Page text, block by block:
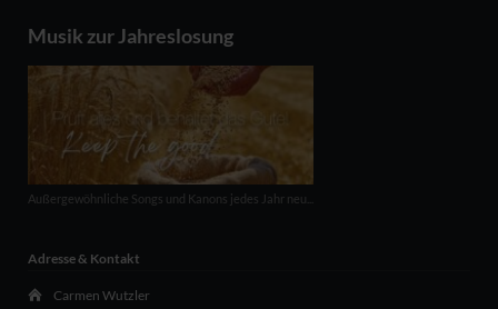
Musik zur Jahreslosung
Außergewöhnliche Songs und Kanons jedes Jahr neu...
Adresse & Kontakt
Carmen Wutzler